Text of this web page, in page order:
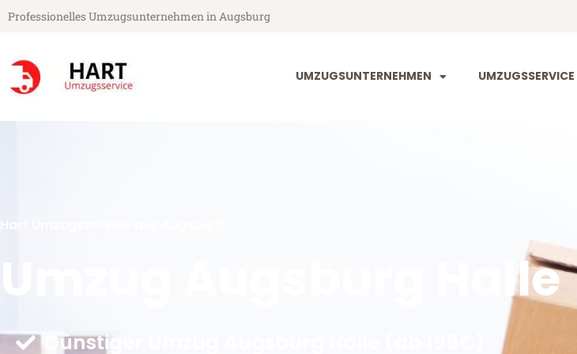
Professionelles Umzugsunternehmen in Augsburg
UMZUGSUNTERNEHMEN UMZUGSSERVICE
Umzug Augsburg Halle
Günstiger Umzug Augsburg Halle (ab 199€)